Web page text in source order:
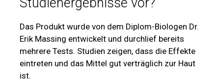
Das Produkt wurde von dem Diplom-Biologen Dr.
Erik Massing entwickelt und durchlief bereits
mehrere Tests. Studien zeigen, dass die Effekte
eintreten und das Mittel gut verträglich zur Haut
ist.